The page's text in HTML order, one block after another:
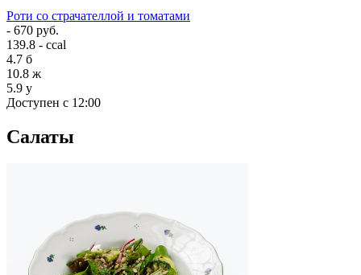
Роти со страчателлой и томатами
- 670 руб.
139.8 - ccal
4.7 б
10.8 ж
5.9 у
Доступен с 12:00
Салаты